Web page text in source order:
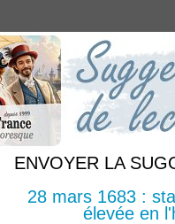
ENVOYER LA
28 mars 1683 :
élevée en